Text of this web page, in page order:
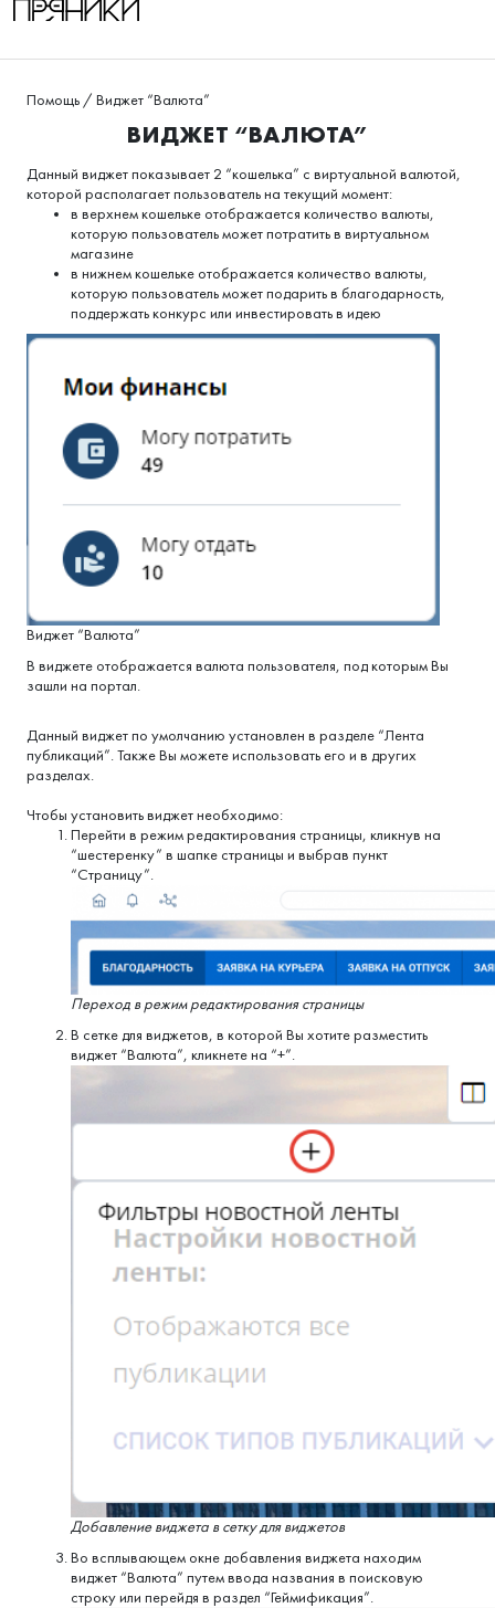
Помощь / Виджет “Валюта”
ВИДЖЕТ “ВАЛЮТА”
Данный виджет показывает 2 “кошелька” с виртуальной валютой,
которой располагает пользователь на текущий момент:
в верхнем кошельке отображается количество валюты,
которую пользователь может потратить в виртуальном
магазине
в нижнем кошельке отображается количество валюты,
которую пользователь может подарить в благодарность,
поддержать конкурс или инвестировать в идею
Виджет “Валюта”
В виджете отображается валюта пользователя, под которым Вы
зашли на портал.
Данный виджет по умолчанию установлен в разделе “Лента
публикаций”. Также Вы можете использовать его и в других
разделах.
Чтобы установить виджет необходимо:
Перейти в режим редактирования страницы, кликнув на
“шестеренку” в шапке страницы и выбрав пункт
“Страницу”.
Переход в режим редактирования страницы
В сетке для виджетов, в которой Вы хотите разместить
виджет “Валюта”, кликнете на “+”.
Добавление виджета в сетку для виджетов
Во всплывающем окне добавления виджета находим
виджет “Валюта” путем ввода названия в поисковую
строку или перейдя в раздел “Геймификация”.